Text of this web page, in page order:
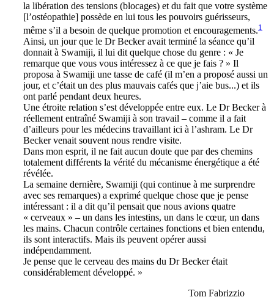
la libération des tensions (blocages) et du fait que votre système
[l’ostéopathie] possède en lui tous les pouvoirs guérisseurs,
même s’il a besoin de quelque promotion et encouragements.1
Ainsi, un jour que le Dr Becker avait terminé la séance qu’il
donnait à Swamiji, il lui dit quelque chose du genre : « Je
remarque que vous vous intéressez à ce que je fais ? » Il
proposa à Swamiji une tasse de café (il m’en a proposé aussi un
jour, et c’était un des plus mauvais cafés que j’aie bus...) et ils
ont parlé pendant deux heures.
Une étroite relation s’est développée entre eux. Le Dr Becker à
réellement entraîné Swamiji à son travail – comme il a fait
d’ailleurs pour les médecins travaillant ici à l’ashram. Le Dr
Becker venait souvent nous rendre visite.
Dans mon esprit, il ne fait aucun doute que par des chemins
totalement différents la vérité du mécanisme énergétique a été
révélée.
La semaine dernière, Swamiji (qui continue à me surprendre
avec ses remarques) a exprimé quelque chose que je pense
intéressant : il a dit qu’il pensait que nous avions quatre
« cerveaux » – un dans les intestins, un dans le cœur, un dans
les mains. Chacun contrôle certaines fonctions et bien entendu,
ils sont interactifs. Mais ils peuvent opérer aussi
indépendamment.
Je pense que le cerveau des mains du Dr Becker était
considérablement développé. »
Tom Fabrizzio